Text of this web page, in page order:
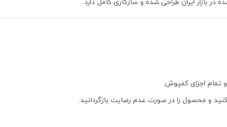
در بازار ایران طراحی شده و سازگاری کامل دارد.
اجزای کفپوش.
و محصول را در صورت عدم رضایت بازگردانید.